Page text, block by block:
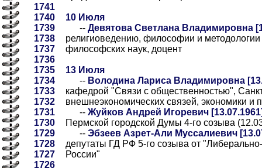
1741
1740
1739
1738
1737
1736
1735
1734
1733
1732
1731
1730
1729
1728
1727
1726
10 Июля
-- Девятова Светлана Владимировна
религиоведению, философии и методологии
философских наук, доцент
13 Июля
-- Володина Лариса Владимировна
кафедрой "Связи с общественностью",
внешнеэкономических связей, экономики и
-- Жуйков Андрей Игоревич
Пермской городской Думы 4-го созыва
-- Эбзеев Азрет-Али Муссалиевич
депутаты ГД РФ 5-го созыва от
России"